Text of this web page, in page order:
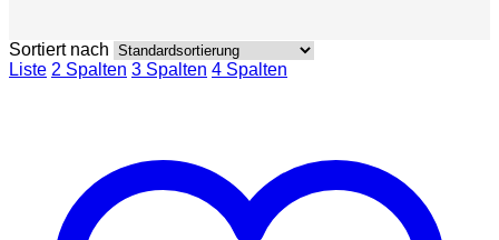
Sortiert nach
Liste 2 Spalten 3 Spalten 4 Spalten